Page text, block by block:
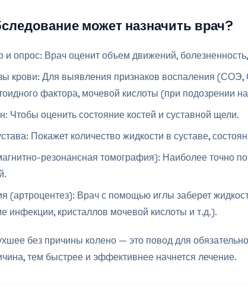
может назначить врач?
и опрос: Врач оценит объем движений,
крови: Для выявления признаков воспаления (СОЭ,
фактора, мочевой кислоты (при подозрении
Чтобы оценить состояние костей и суставной щели.
Покажет количество жидкости в суставе,
резонансная томография): Наиболее точно
(артроцентез): Врач с помощью иглы заберет
инфекции, кристаллов мочевой кислоты и т.д.).
без причины колено — это повод для
тем быстрее и эффективнее начнется лечение.